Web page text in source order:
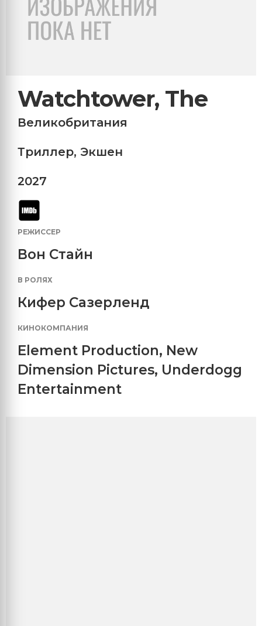
Watchtower, The
Великобритания
Триллер, Экшен
2027
РЕЖИССЕР
Вон Стайн
В РОЛЯХ
Кифер Сазерленд
КИНОКОМПАНИЯ
Element Production, New
Dimension Pictures, Underdogg
Entertainment